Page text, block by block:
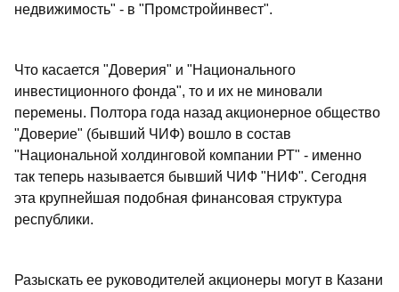
недвижимость" - в "Промстройинвест".
Что касается "Доверия" и "Национального
инвестиционного фонда", то и их не миновали
перемены. Полтора года назад акционерное общество
"Доверие" (бывший ЧИФ) вошло в состав
"Национальной холдинговой компании РТ" - именно
так теперь называется бывший ЧИФ "НИФ". Сегодня
эта крупнейшая подобная финансовая структура
республики.
Разыскать ее руководителей акционеры могут в Казани